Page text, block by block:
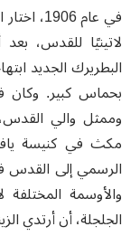
في عام
لاتينيًا للقدس،
البطريرك الجديد
بحماس كبير. وكان
وممثل والي
مكث في كنيسة
والأوسمة
الجلجلة، أن أرتدي